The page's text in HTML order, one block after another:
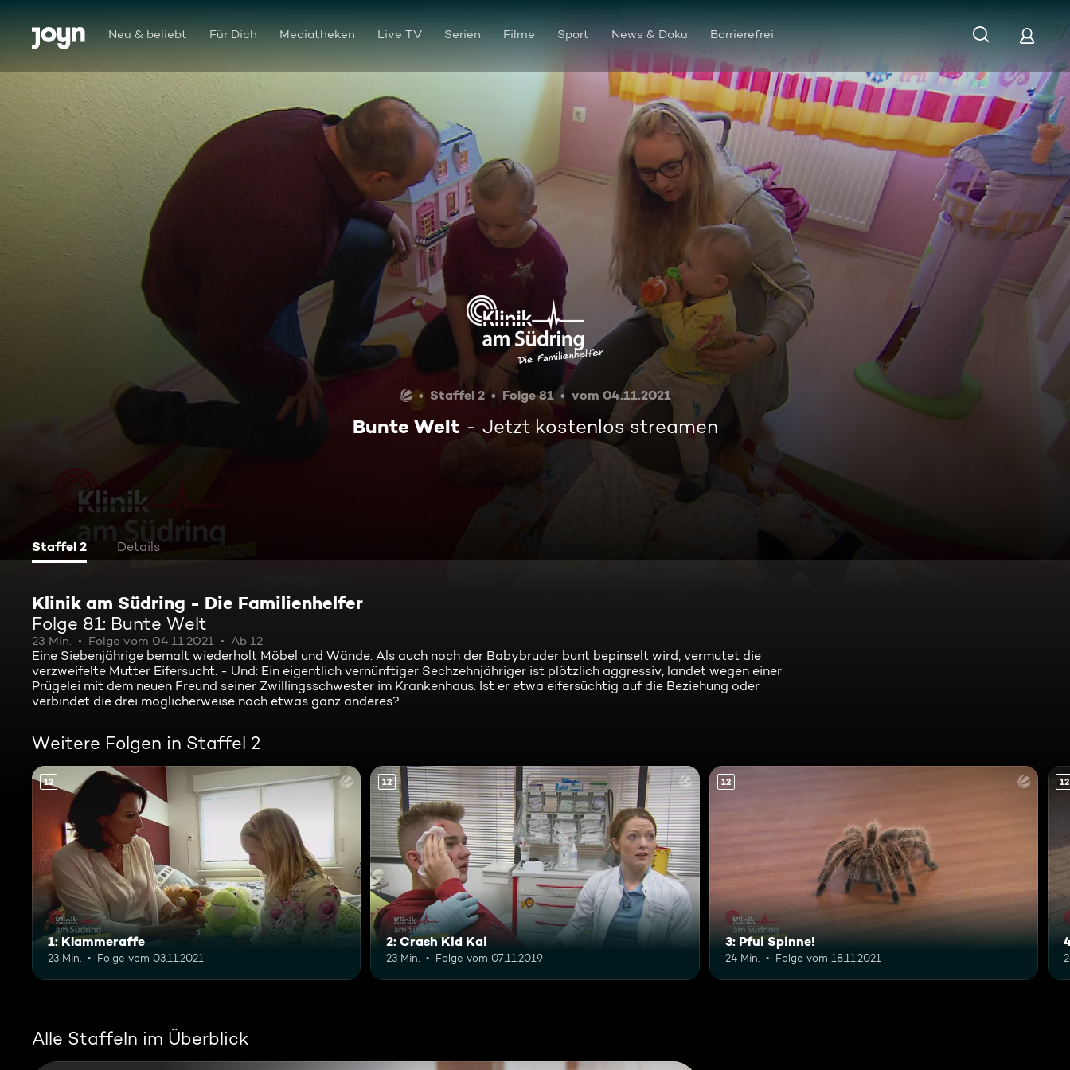
Zum Inhalt springen
Barrierefrei Neu & beliebt Für Dich Mediatheken Live TV Serien Filme Sport News & Doku Barrierefrei
Bunte Welt
Staffel 2 Folge 81 vom 04.11.2021
Bunte Welt Jetzt kostenlos streamen
Staffel 2 Details
Klinik am Südring - Die Familienhelfer
Folge 81: Bunte Welt
23 Min. Folge vom 04.11.2021 Ab 12
Eine Siebenjährige bemalt wiederholt Möbel und Wände. Als auch noch der Babybruder bunt bepinselt wird, vermutet die
verzweifelte Mutter Eifersucht. - Und: Ein eigentlich vernünftiger Sechzehnjähriger ist plötzlich aggressiv, landet wegen einer
Prügelei mit dem neuen Freund seiner Zwillingsschwester im Krankenhaus. Ist er etwa eifersüchtig auf die Beziehung oder
verbindet die drei möglicherweise noch etwas ganz anderes?
Weitere Folgen in Staffel 2
12
1: Klammeraffe
23 Min. Folge vom 03.11.2021
12
2: Crash Kid Kai
23 Min. Folge vom 07.11.2019
12
3: Pfui Spinne!
24 Min. Folge vom 18.11.2021
12
Alle Staffeln im Überblick